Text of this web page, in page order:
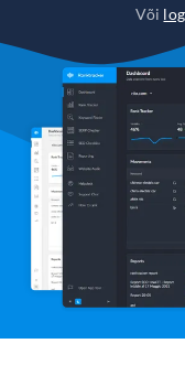
Või